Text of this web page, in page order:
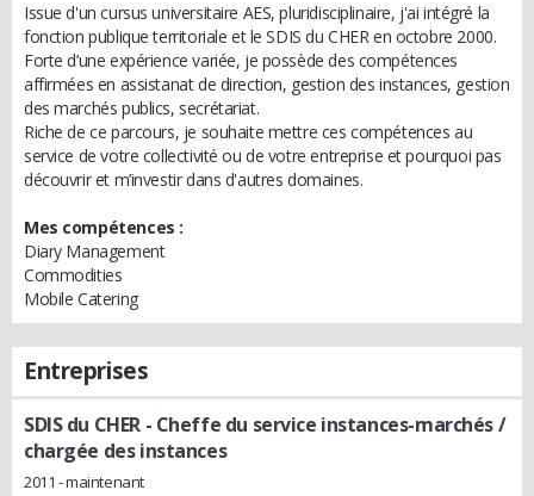
Issue d'un cursus universitaire AES, pluridisciplinaire, j'ai intégré la
fonction publique territoriale et le SDIS du CHER en octobre 2000.
Forte d’une expérience variée, je possède des compétences
affirmées en assistanat de direction, gestion des instances, gestion
des marchés publics, secrétariat.
Riche de ce parcours, je souhaite mettre ces compétences au
service de votre collectivité ou de votre entreprise et pourquoi pas
découvrir et m’investir dans d'autres domaines.
Mes compétences :
Diary Management
Commodities
Mobile Catering
Entreprises
SDIS du CHER- Cheffe du service instances-marchés /
chargée des instances
2011 - maintenant